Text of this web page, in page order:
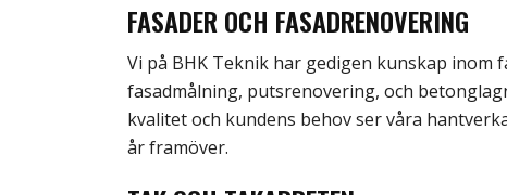
FASADER OCH FASADRENOVERING
Vi på BHK Teknik har gedigen kunskap
fasadmålning, putsrenovering, och
kvalitet och kundens behov ser våra
år framöver.